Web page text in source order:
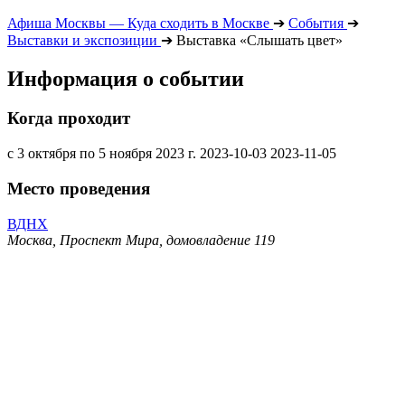
Афиша Москвы — Куда сходить в Москве ➔ События ➔
Выставки и экспозиции ➔ Выставка «Слышать цвет»
Информация о событии
Когда проходит
с 3 октября по 5 ноября 2023 г. 2023-10-03 2023-11-05
Место проведения
ВДНХ
Москва, Проспект Мира, домовладение 119